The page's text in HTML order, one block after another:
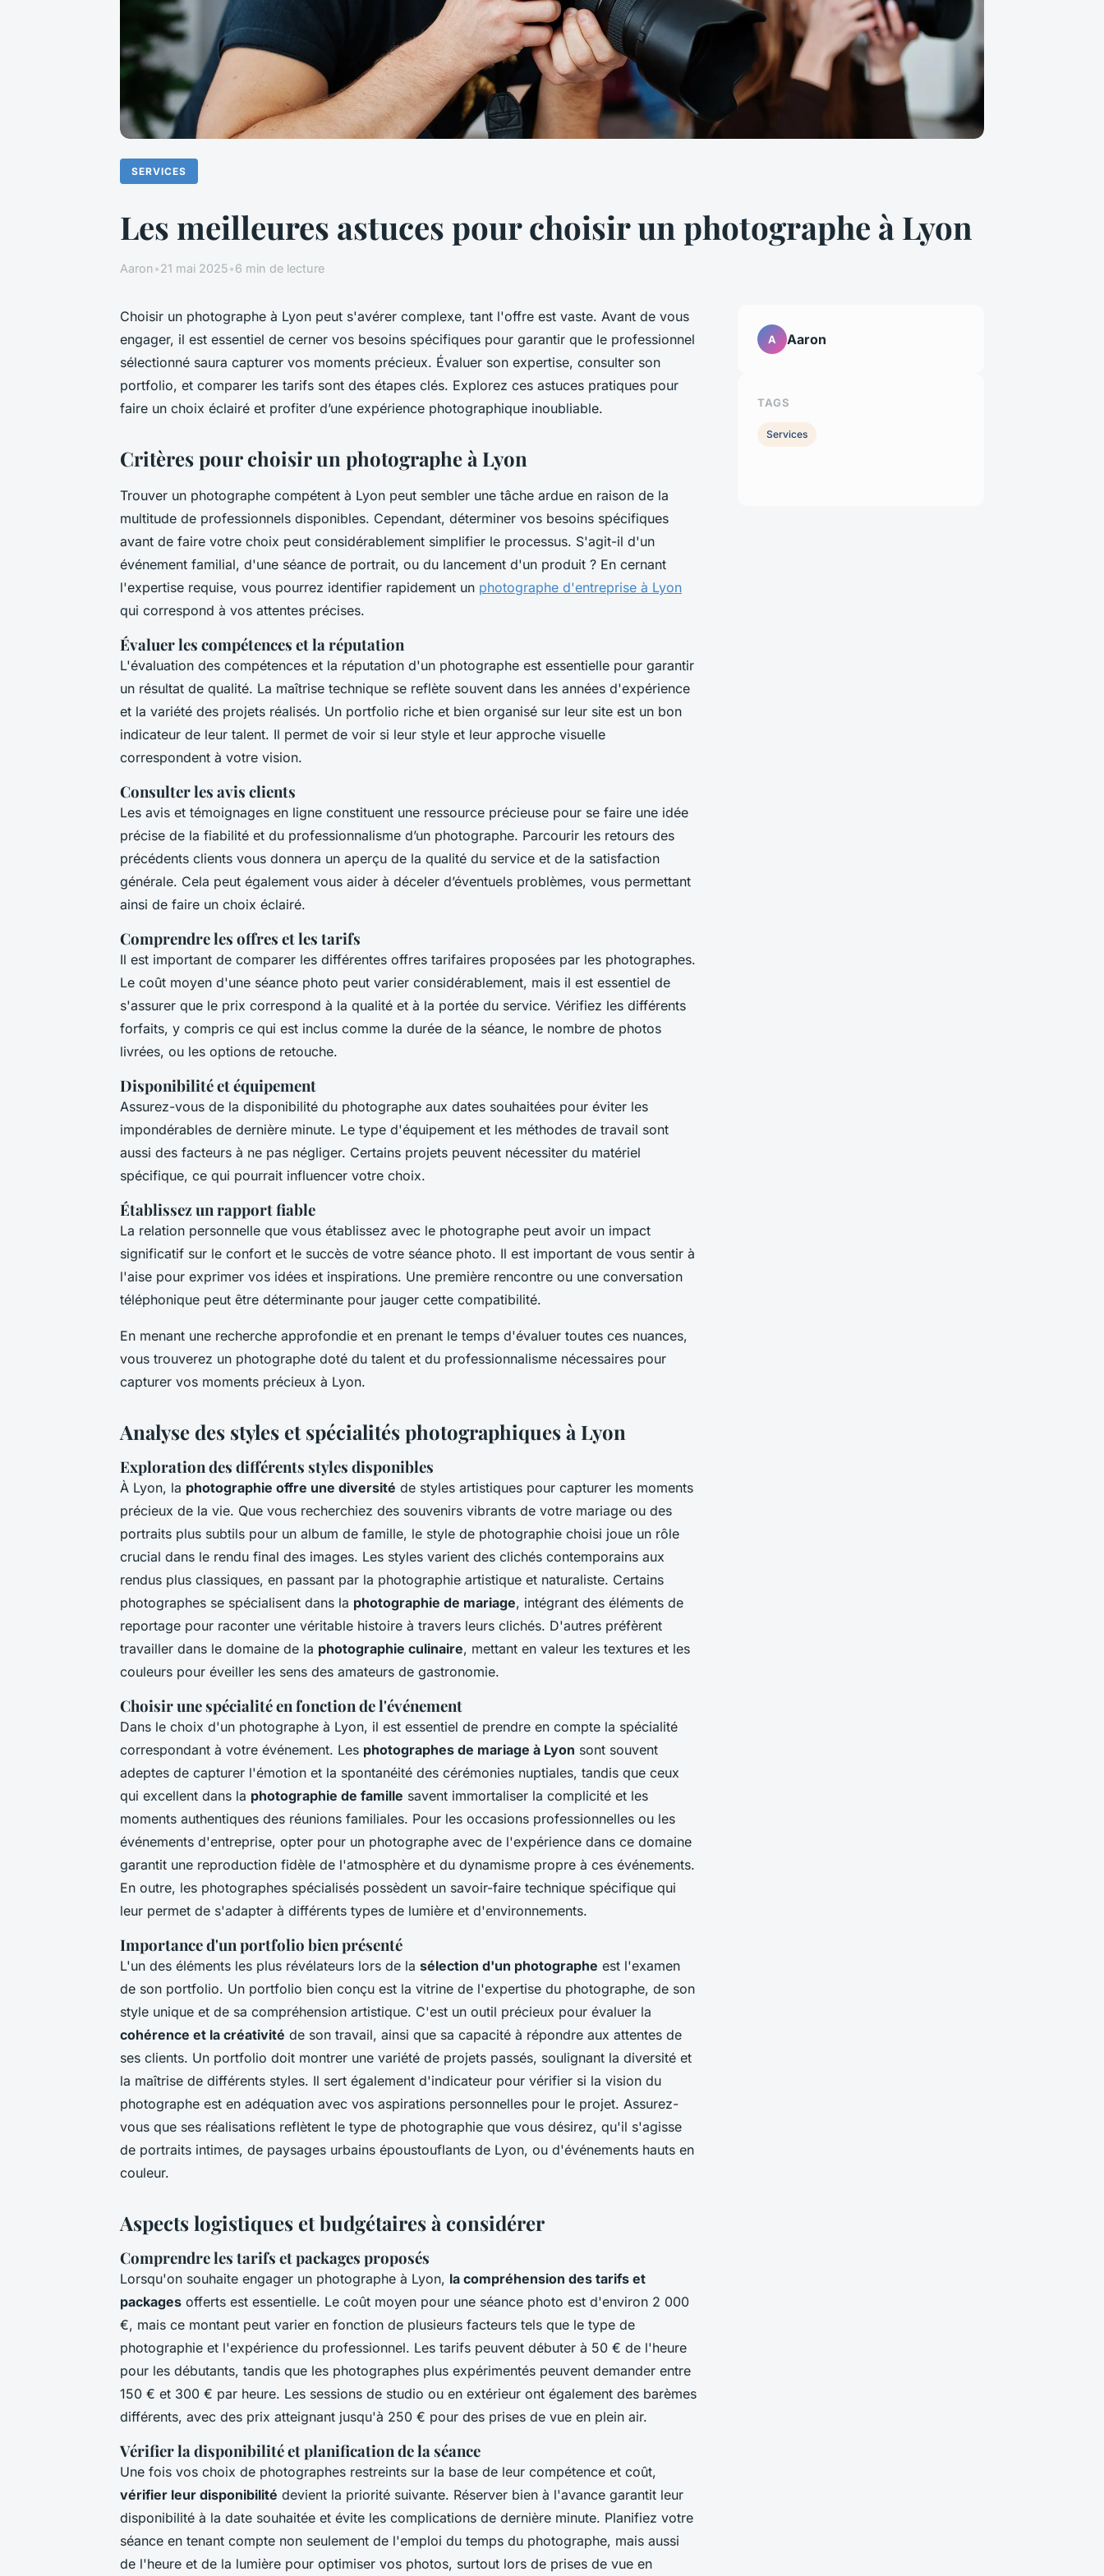
SERVICES
Les meilleures astuces pour choisir un photographe à Lyon
Aaron•21 mai 2025•6 min de lecture
Choisir un photographe à Lyon peut s'avérer complexe, tant l'offre est vaste. Avant de vous
engager, il est essentiel de cerner vos besoins spécifiques pour garantir que le professionnel
sélectionné saura capturer vos moments précieux. Évaluer son expertise, consulter son
portfolio, et comparer les tarifs sont des étapes clés. Explorez ces astuces pratiques pour
faire un choix éclairé et profiter d’une expérience photographique inoubliable.
Critères pour choisir un photographe à Lyon
Trouver un photographe compétent à Lyon peut sembler une tâche ardue en raison de la
multitude de professionnels disponibles. Cependant, déterminer vos besoins spécifiques
avant de faire votre choix peut considérablement simplifier le processus. S'agit-il d'un
événement familial, d'une séance de portrait, ou du lancement d'un produit ? En cernant
l'expertise requise, vous pourrez identifier rapidement un photographe d'entreprise à Lyon
qui correspond à vos attentes précises.
Évaluer les compétences et la réputation
L'évaluation des compétences et la réputation d'un photographe est essentielle pour garantir
un résultat de qualité. La maîtrise technique se reflète souvent dans les années d'expérience
et la variété des projets réalisés. Un portfolio riche et bien organisé sur leur site est un bon
indicateur de leur talent. Il permet de voir si leur style et leur approche visuelle
correspondent à votre vision.
Consulter les avis clients
Les avis et témoignages en ligne constituent une ressource précieuse pour se faire une idée
précise de la fiabilité et du professionnalisme d’un photographe. Parcourir les retours des
précédents clients vous donnera un aperçu de la qualité du service et de la satisfaction
générale. Cela peut également vous aider à déceler d’éventuels problèmes, vous permettant
ainsi de faire un choix éclairé.
Comprendre les offres et les tarifs
Il est important de comparer les différentes offres tarifaires proposées par les photographes.
Le coût moyen d'une séance photo peut varier considérablement, mais il est essentiel de
s'assurer que le prix correspond à la qualité et à la portée du service. Vérifiez les différents
forfaits, y compris ce qui est inclus comme la durée de la séance, le nombre de photos
livrées, ou les options de retouche.
Disponibilité et équipement
Assurez-vous de la disponibilité du photographe aux dates souhaitées pour éviter les
impondérables de dernière minute. Le type d'équipement et les méthodes de travail sont
aussi des facteurs à ne pas négliger. Certains projets peuvent nécessiter du matériel
spécifique, ce qui pourrait influencer votre choix.
Établissez un rapport fiable
La relation personnelle que vous établissez avec le photographe peut avoir un impact
significatif sur le confort et le succès de votre séance photo. Il est important de vous sentir à
l'aise pour exprimer vos idées et inspirations. Une première rencontre ou une conversation
téléphonique peut être déterminante pour jauger cette compatibilité.
En menant une recherche approfondie et en prenant le temps d'évaluer toutes ces nuances,
vous trouverez un photographe doté du talent et du professionnalisme nécessaires pour
capturer vos moments précieux à Lyon.
Analyse des styles et spécialités photographiques à Lyon
Exploration des différents styles disponibles
À Lyon, la photographie offre une diversité de styles artistiques pour capturer les moments
précieux de la vie. Que vous recherchiez des souvenirs vibrants de votre mariage ou des
portraits plus subtils pour un album de famille, le style de photographie choisi joue un rôle
crucial dans le rendu final des images. Les styles varient des clichés contemporains aux
rendus plus classiques, en passant par la photographie artistique et naturaliste. Certains
photographes se spécialisent dans la photographie de mariage, intégrant des éléments de
reportage pour raconter une véritable histoire à travers leurs clichés. D'autres préfèrent
travailler dans le domaine de la photographie culinaire, mettant en valeur les textures et les
couleurs pour éveiller les sens des amateurs de gastronomie.
Choisir une spécialité en fonction de l'événement
Dans le choix d'un photographe à Lyon, il est essentiel de prendre en compte la spécialité
correspondant à votre événement. Les photographes de mariage à Lyon sont souvent
adeptes de capturer l'émotion et la spontanéité des cérémonies nuptiales, tandis que ceux
qui excellent dans la photographie de famille savent immortaliser la complicité et les
moments authentiques des réunions familiales. Pour les occasions professionnelles ou les
événements d'entreprise, opter pour un photographe avec de l'expérience dans ce domaine
garantit une reproduction fidèle de l'atmosphère et du dynamisme propre à ces événements.
En outre, les photographes spécialisés possèdent un savoir-faire technique spécifique qui
leur permet de s'adapter à différents types de lumière et d'environnements.
Importance d'un portfolio bien présenté
L'un des éléments les plus révélateurs lors de la sélection d'un photographe est l'examen
de son portfolio. Un portfolio bien conçu est la vitrine de l'expertise du photographe, de son
style unique et de sa compréhension artistique. C'est un outil précieux pour évaluer la
cohérence et la créativité de son travail, ainsi que sa capacité à répondre aux attentes de
ses clients. Un portfolio doit montrer une variété de projets passés, soulignant la diversité et
la maîtrise de différents styles. Il sert également d'indicateur pour vérifier si la vision du
photographe est en adéquation avec vos aspirations personnelles pour le projet. Assurez-
vous que ses réalisations reflètent le type de photographie que vous désirez, qu'il s'agisse
de portraits intimes, de paysages urbains époustouflants de Lyon, ou d'événements hauts en
couleur.
Aspects logistiques et budgétaires à considérer
Comprendre les tarifs et packages proposés
Lorsqu'on souhaite engager un photographe à Lyon, la compréhension des tarifs et
packages offerts est essentielle. Le coût moyen pour une séance photo est d'environ 2 000
€, mais ce montant peut varier en fonction de plusieurs facteurs tels que le type de
photographie et l'expérience du professionnel. Les tarifs peuvent débuter à 50 € de l'heure
pour les débutants, tandis que les photographes plus expérimentés peuvent demander entre
150 € et 300 € par heure. Les sessions de studio ou en extérieur ont également des barèmes
différents, avec des prix atteignant jusqu'à 250 € pour des prises de vue en plein air.
Vérifier la disponibilité et planification de la séance
Une fois vos choix de photographes restreints sur la base de leur compétence et coût,
vérifier leur disponibilité devient la priorité suivante. Réserver bien à l'avance garantit leur
disponibilité à la date souhaitée et évite les complications de dernière minute. Planifiez votre
séance en tenant compte non seulement de l'emploi du temps du photographe, mais aussi
de l'heure et de la lumière pour optimiser vos photos, surtout lors de prises de vue en
A Aaron
TAGS
Services